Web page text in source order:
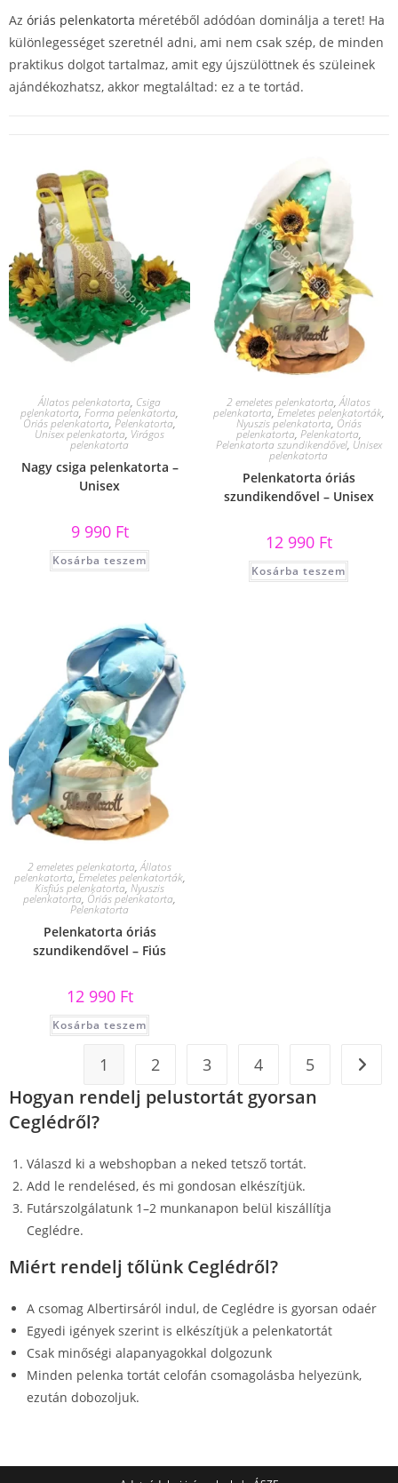
Az óriás pelenkatorta méretéből adódóan dominálja a teret! Ha
különlegességet szeretnél adni, ami nem csak szép, de minden
praktikus dolgot tartalmaz, amit egy újszülöttnek és szüleinek
ajándékozhatsz, akkor megtaláltad: ez a te tortád.
Állatos pelenkatorta, Csiga
pelenkatorta, Forma pelenkatorta,
Óriás pelenkatorta, Pelenkatorta,
Unisex pelenkatorta, Virágos
pelenkatorta
Nagy csiga pelenkatorta –
Unisex
9 990 Ft
Kosárba teszem
2 emeletes pelenkatorta,Állatos
pelenkatorta,Emeletes pelenkatorták,
Nyuszis pelenkatorta, Óriás
pelenkatorta, Pelenkatorta,
Pelenkatorta szundikendővel, Unisex
pelenkatorta
Pelenkatorta óriás
szundikendővel – Unisex
12 990 Ft
Kosárba teszem
2 emeletes pelenkatorta,Állatos
pelenkatorta,Emeletes pelenkatorták,
Kisfiús pelenkatorta, Nyuszis
pelenkatorta, Óriás pelenkatorta,
Pelenkatorta
Pelenkatorta óriás
szundikendővel – Fiús
12 990 Ft
Kosárba teszem
1 2 3 4 5
Hogyan rendelj pelustortát gyorsan
Ceglédről?
Válaszd ki a webshopban a neked tetsző tortát.
Add le rendelésed, és mi gondosan elkészítjük.
Futárszolgálatunk 1–2 munkanapon belül kiszállítja
Ceglédre.
Miért rendelj tőlünk Ceglédről?
A csomag Albertirsáról indul, de Ceglédre is gyorsan odaér
Egyedi igények szerint is elkészítjük a pelenkatortát
Csak minőségi alapanyagokkal dolgozunk
Minden pelenka tortát celofán csomagolásba helyezünk,
ezután dobozoljuk.